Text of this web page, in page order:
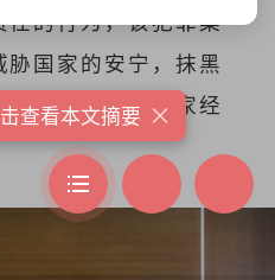
的行为，该犯罪集
国家的安宁，抹黑
好形象，对国家经
查看本文摘要 ×